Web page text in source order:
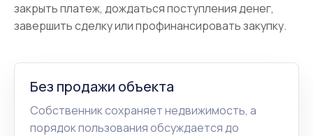
закрыть платеж, дождаться поступления денег,
завершить сделку или профинансировать закупку.
Без продажи объекта
Собственник сохраняет недвижимость, а
порядок пользования обсуждается до